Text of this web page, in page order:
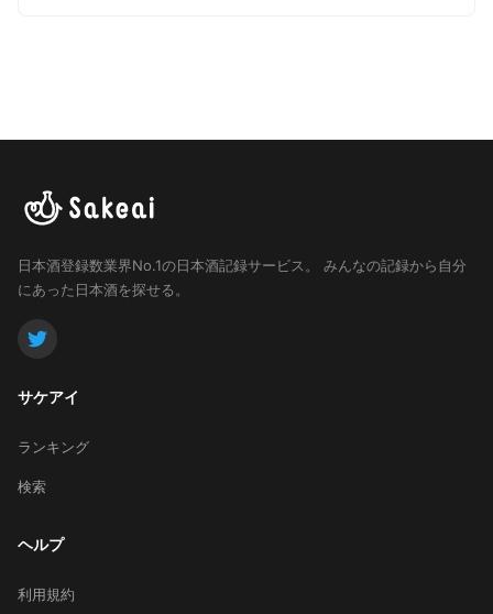
日本酒登録数業界No.1の日本酒記録サービス。
みんなの記録から自分
にあった日本酒を探せる。
サケアイ
ランキング
検索
ヘルプ
利用規約